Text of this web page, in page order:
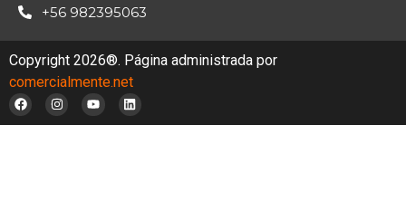
+56 982395063
Copyright 2026®. Página administrada por
comercialmente.net